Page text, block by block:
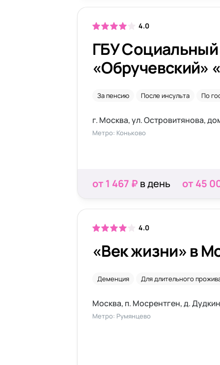
4.0
ГБУ
«Обручевский»
За пенсию После инсульта По
г. Москва, ул. Островитянова,
Метро: Коньково
от 1 467 ₽ в день от 45
4.0
«Век жизни» в
Деменция Для длительного
Москва, п. Мосрентген, д.
Метро: Румянцево